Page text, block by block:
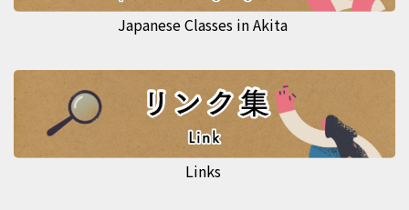
Japanese Classes in Akita
Links